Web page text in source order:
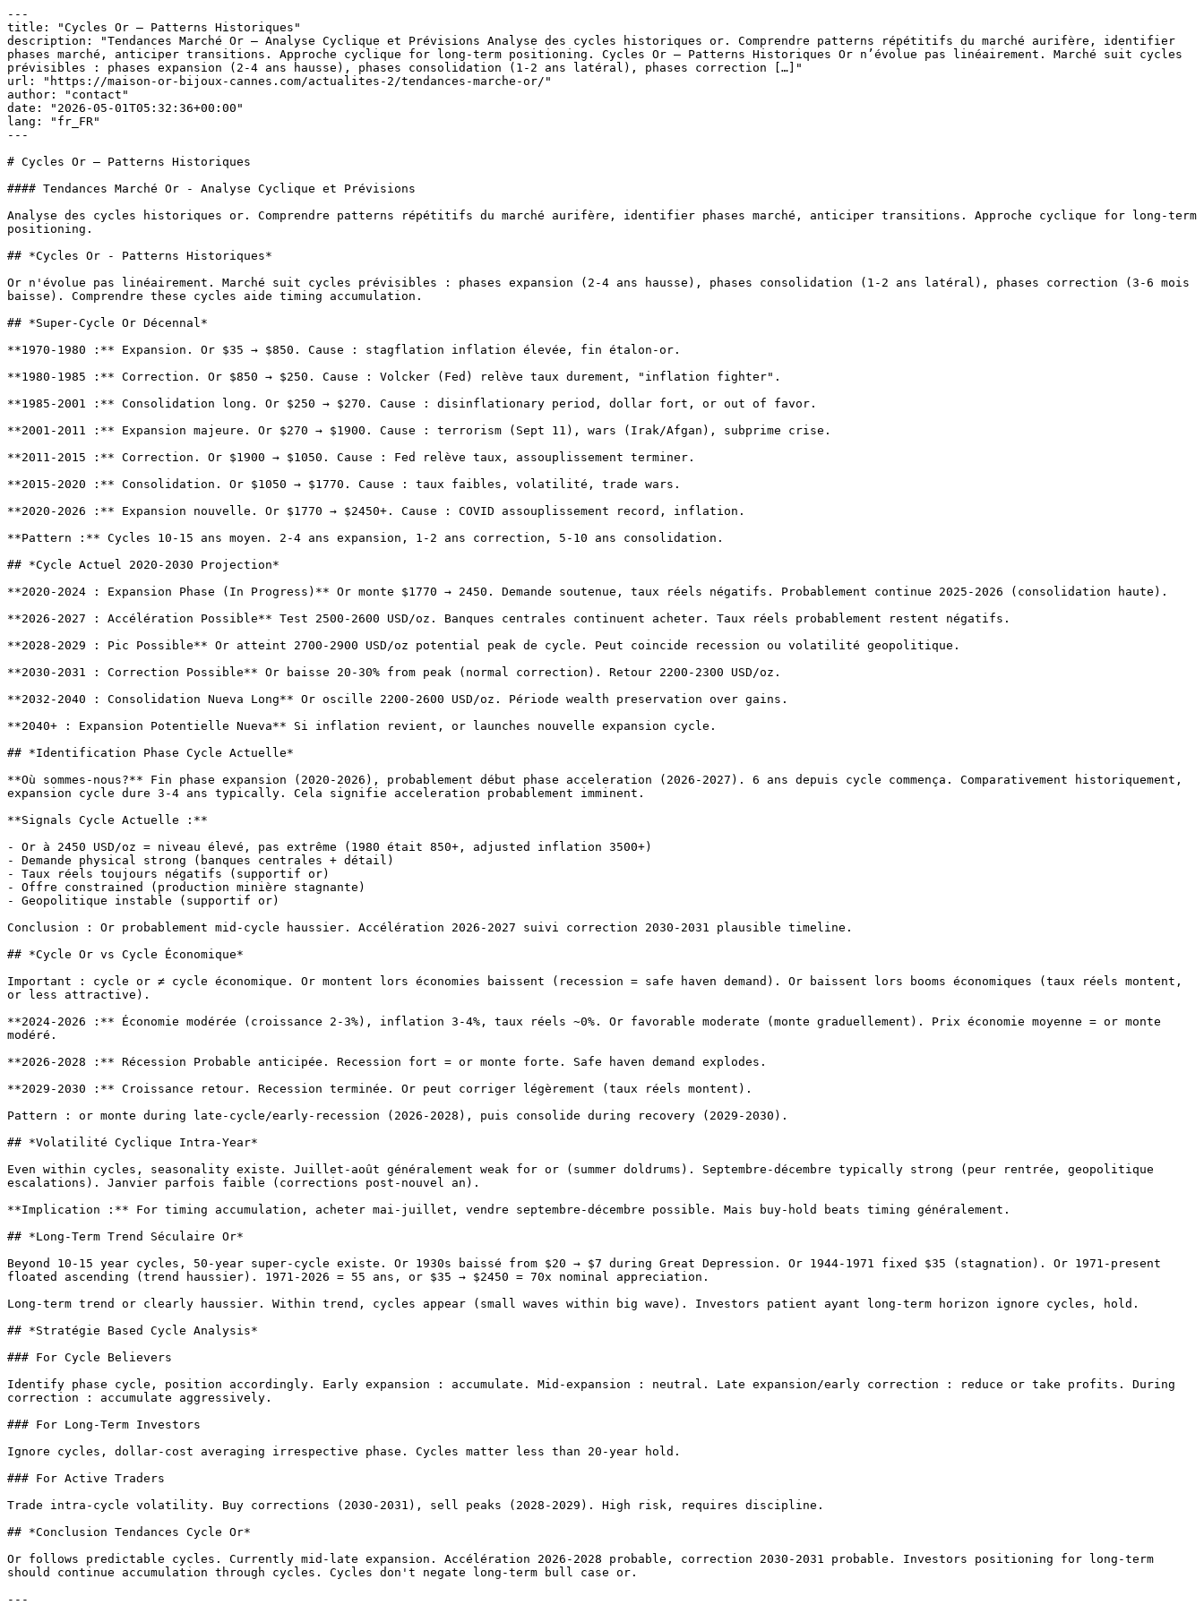
---
title: "Cycles Or – Patterns Historiques"
description: "Tendances Marché Or – Analyse Cyclique et Prévisions Analyse des cycles historiques or. Comprendre patterns répétitifs du marché aurifère, identifier
phases marché, anticiper transitions. Approche cyclique for long-term positioning. Cycles Or – Patterns Historiques Or n’évolue pas linéairement. Marché suit cycles
prévisibles : phases expansion (2-4 ans hausse), phases consolidation (1-2 ans latéral), phases correction […]"
url: "https://maison-or-bijoux-cannes.com/actualites-2/tendances-marche-or/"
author: "contact"
date: "2026-05-01T05:32:36+00:00"
lang: "fr_FR"
---
# Cycles Or – Patterns Historiques
#### Tendances Marché Or - Analyse Cyclique et Prévisions
Analyse des cycles historiques or. Comprendre patterns répétitifs du marché aurifère, identifier phases marché, anticiper transitions. Approche cyclique for long-term
positioning.
## *Cycles Or - Patterns Historiques*
Or n'évolue pas linéairement. Marché suit cycles prévisibles : phases expansion (2-4 ans hausse), phases consolidation (1-2 ans latéral), phases correction (3-6 mois
baisse). Comprendre these cycles aide timing accumulation.
## *Super-Cycle Or Décennal*
**1970-1980 :** Expansion. Or $35 → $850. Cause : stagflation inflation élevée, fin étalon-or.
**1980-1985 :** Correction. Or $850 → $250. Cause : Volcker (Fed) relève taux durement, "inflation fighter".
**1985-2001 :** Consolidation long. Or $250 → $270. Cause : disinflationary period, dollar fort, or out of favor.
**2001-2011 :** Expansion majeure. Or $270 → $1900. Cause : terrorism (Sept 11), wars (Irak/Afgan), subprime crise.
**2011-2015 :** Correction. Or $1900 → $1050. Cause : Fed relève taux, assouplissement terminer.
**2015-2020 :** Consolidation. Or $1050 → $1770. Cause : taux faibles, volatilité, trade wars.
**2020-2026 :** Expansion nouvelle. Or $1770 → $2450+. Cause : COVID assouplissement record, inflation.
**Pattern :** Cycles 10-15 ans moyen. 2-4 ans expansion, 1-2 ans correction, 5-10 ans consolidation.
## *Cycle Actuel 2020-2030 Projection*
**2020-2024 : Expansion Phase (In Progress)** Or monte $1770 → 2450. Demande soutenue, taux réels négatifs. Probablement continue 2025-2026 (consolidation haute).
**2026-2027 : Accélération Possible** Test 2500-2600 USD/oz. Banques centrales continuent acheter. Taux réels probablement restent négatifs.
**2028-2029 : Pic Possible** Or atteint 2700-2900 USD/oz potential peak de cycle. Peut coincide recession ou volatilité geopolitique.
**2030-2031 : Correction Possible** Or baisse 20-30% from peak (normal correction). Retour 2200-2300 USD/oz.
**2032-2040 : Consolidation Nueva Long** Or oscille 2200-2600 USD/oz. Période wealth preservation over gains.
**2040+ : Expansion Potentielle Nueva** Si inflation revient, or launches nouvelle expansion cycle.
## *Identification Phase Cycle Actuelle*
**Où sommes-nous?** Fin phase expansion (2020-2026), probablement début phase acceleration (2026-2027). 6 ans depuis cycle commença. Comparativement historiquement,
expansion cycle dure 3-4 ans typically. Cela signifie acceleration probablement imminent.
**Signals Cycle Actuelle :**
- Or à 2450 USD/oz = niveau élevé, pas extrême (1980 était 850+, adjusted inflation 3500+)
- Demande physical strong (banques centrales + détail)
- Taux réels toujours négatifs (supportif or)
- Offre constrained (production minière stagnante)
- Geopolitique instable (supportif or)
Conclusion : Or probablement mid-cycle haussier. Accélération 2026-2027 suivi correction 2030-2031 plausible timeline.
## *Cycle Or vs Cycle Économique*
Important : cycle or ≠ cycle économique. Or montent lors économies baissent (recession = safe haven demand). Or baissent lors booms économiques (taux réels montent,
or less attractive).
**2024-2026 :** Économie modérée (croissance 2-3%), inflation 3-4%, taux réels ~0%. Or favorable moderate (monte graduellement). Prix économie moyenne = or monte
modéré.
**2026-2028 :** Récession Probable anticipée. Recession fort = or monte forte. Safe haven demand explodes.
**2029-2030 :** Croissance retour. Recession terminée. Or peut corriger légèrement (taux réels montent).
Pattern : or monte during late-cycle/early-recession (2026-2028), puis consolide during recovery (2029-2030).
## *Volatilité Cyclique Intra-Year*
Even within cycles, seasonality existe. Juillet-août généralement weak for or (summer doldrums). Septembre-décembre typically strong (peur rentrée, geopolitique
escalations). Janvier parfois faible (corrections post-nouvel an).
**Implication :** For timing accumulation, acheter mai-juillet, vendre septembre-décembre possible. Mais buy-hold beats timing généralement.
## *Long-Term Trend Séculaire Or*
Beyond 10-15 year cycles, 50-year super-cycle existe. Or 1930s baissé from $20 → $7 during Great Depression. Or 1944-1971 fixed $35 (stagnation). Or 1971-present
floated ascending (trend haussier). 1971-2026 = 55 ans, or $35 → $2450 = 70x nominal appreciation.
Long-term trend or clearly haussier. Within trend, cycles appear (small waves within big wave). Investors patient ayant long-term horizon ignore cycles, hold.
## *Stratégie Based Cycle Analysis*
### For Cycle Believers
Identify phase cycle, position accordingly. Early expansion : accumulate. Mid-expansion : neutral. Late expansion/early correction : reduce or take profits. During
correction : accumulate aggressively.
### For Long-Term Investors
Ignore cycles, dollar-cost averaging irrespective phase. Cycles matter less than 20-year hold.
### For Active Traders
Trade intra-cycle volatility. Buy corrections (2030-2031), sell peaks (2028-2029). High risk, requires discipline.
## *Conclusion Tendances Cycle Or*
Or follows predictable cycles. Currently mid-late expansion. Accélération 2026-2028 probable, correction 2030-2031 probable. Investors positioning for long-term
should continue accumulation through cycles. Cycles don't negate long-term bull case or.
---